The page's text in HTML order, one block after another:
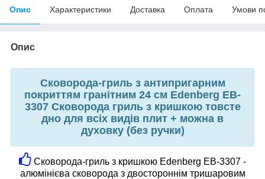
Опис Характеристики Доставка Оплата Умови
Опис
Сковорода-гриль з антипригарним
покриттям гранітним 24 см Edenberg EB-
3307 Сковорода гриль з кришкою товсте
дно для всіх видів плит + можна в
духовку (без ручки)
Сковорода-гриль з кришкою Edenberg EB-3307 -
алюмінієва сковорода з двостороннім тришаровим